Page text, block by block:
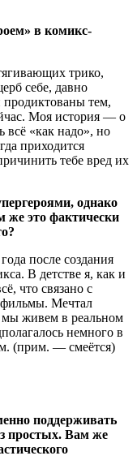
в комикс-
трико,
себе, давно
тем,
Моя история — о
всё «как надо», но
приходится
тебе вред их
однако
же это фактически
после создания
В детстве я, как и
что связано с
Мечтал
мы живем в реальном
немного в
(прим. — смеётся)
поддерживать
простых. Вам же